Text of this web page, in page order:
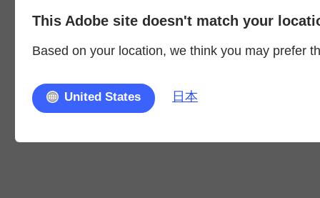
This Adobe site doesn't match your
Based on your location, we think you may prefer
United States 日本